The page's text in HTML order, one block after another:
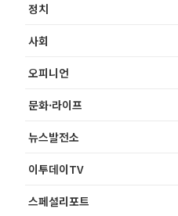
정치
사회
오피니언
문화·라이프
뉴스발전소
이투데이TV
스페셜리포트